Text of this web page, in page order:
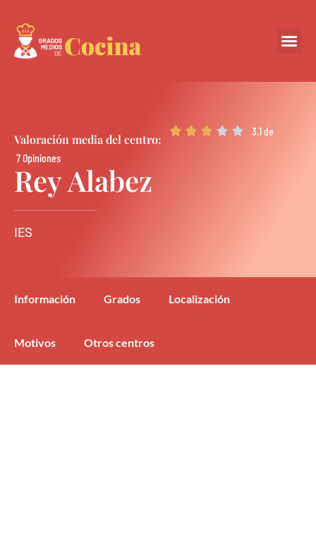
Valoración media del centro:
     3.1 de
7 Opiniones
Rey Alabez
IES
Información Grados Localización
Motivos Otros centros